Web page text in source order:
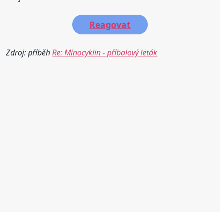
Reagovat
Zdroj: příběhRe: Minocyklin - příbalový leták